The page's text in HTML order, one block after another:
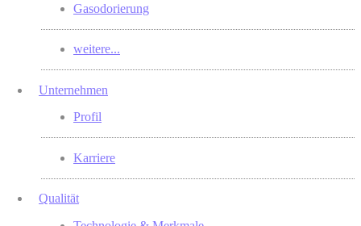
Gasodorierung
weitere...
Unternehmen
Profil
Karriere
Qualität